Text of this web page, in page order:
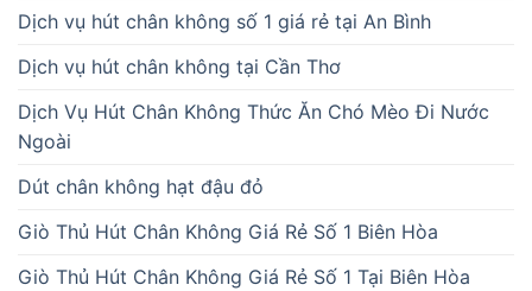
Dịch vụ hút chân không số 1 giá rẻ tại An Bình
Dịch vụ hút chân không tại Cần Thơ
Dịch Vụ Hút Chân Không Thức Ăn Chó Mèo Đi Nước
Ngoài
Dút chân không hạt đậu đỏ
Giò Thủ Hút Chân Không Giá Rẻ Số 1 Biên Hòa
Giò Thủ Hút Chân Không Giá Rẻ Số 1 Tại Biên Hòa